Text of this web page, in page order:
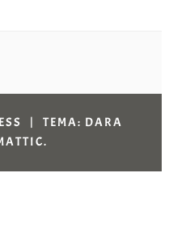
|
TEMA: DARA
.